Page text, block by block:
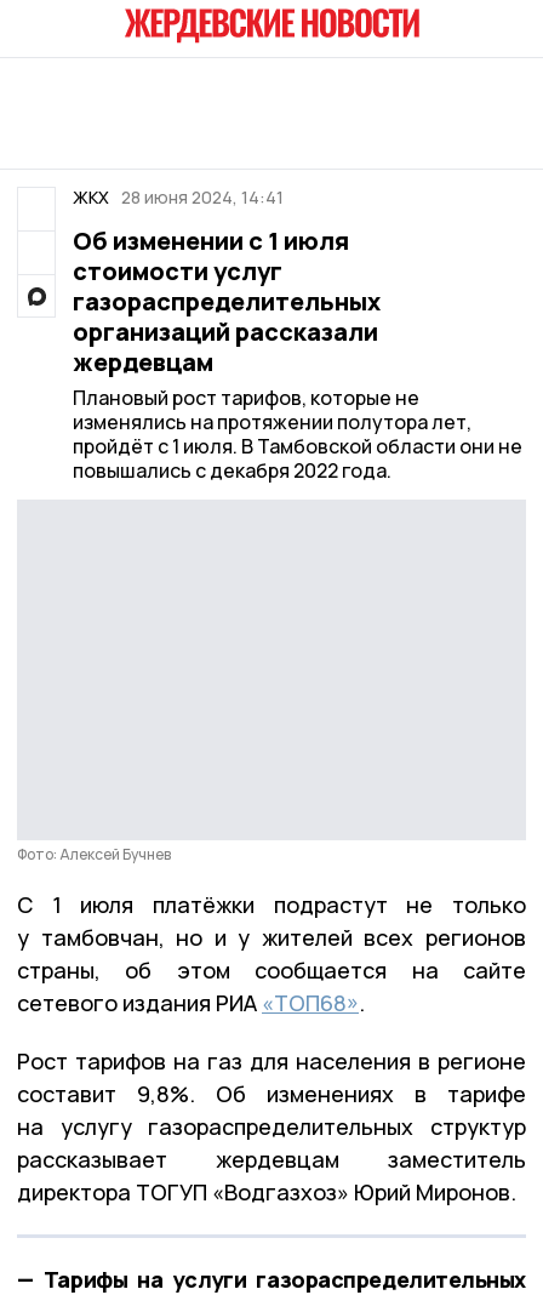
ЖКХ 28 июня 2024, 14:41
Об изменении с 1 июля
стоимости услуг
газораспределительных
организаций рассказали
жердевцам
Плановый рост тарифов, которые не
изменялись на протяжении полутора лет,
пройдёт с 1 июля. В Тамбовской области они не
повышались с декабря 2022 года.
Фото: Алексей Бучнев
С 1 июля платёжки подрастут не только
у тамбовчан, но и у жителей всех регионов
страны, об этом сообщается на сайте
сетевого издания РИА «ТОП68».
Рост тарифов на газ для населения в регионе
составит 9,8%. Об изменениях в тарифе
на услугу газораспределительных структур
рассказывает жердевцам заместитель
директора ТОГУП «Водгазхоз» Юрий Миронов.
— Тарифы на услуги газораспределительных